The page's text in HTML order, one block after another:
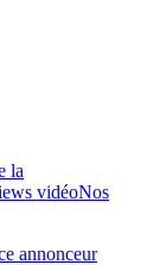
la
vidéoNos
annonceur